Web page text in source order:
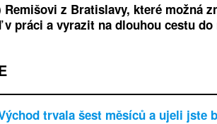
Remišovi z Bratislavy, které
práci a vyrazit na dlouhou cestu
trvala šest měsíců a ujeli